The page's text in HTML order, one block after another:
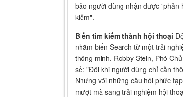
bảo người dùng nhận được "phản
kiếm".
Biến tìm kiếm thành hội thoại
nhằm biến Search từ một trải
thông minh. Robby Stein, Phó
sẻ: "Đôi khi người dùng chỉ cần
Nhưng với những câu hỏi phức
mượt mà sang trải nghiệm hội